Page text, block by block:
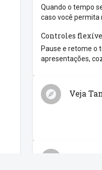
Quando o tempo
caso você permita
Controles
Pause e retome o
apresentações,
Veja